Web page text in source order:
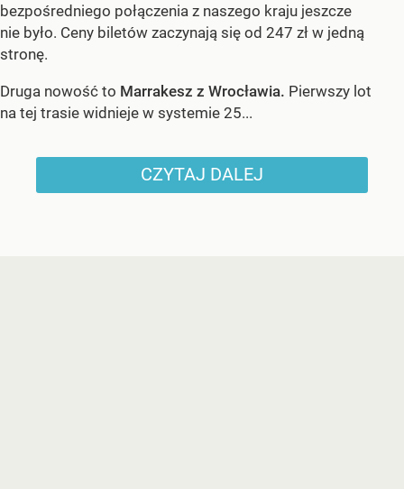
bezpośredniego połączenia z naszego kraju jeszcze
nie było. Ceny biletów zaczynają się od 247 zł w jedną
stronę.
Druga nowość to Marrakesz z Wrocławia. Pierwszy lot
na tej trasie widnieje w systemie 25...
CZYTAJ DALEJ